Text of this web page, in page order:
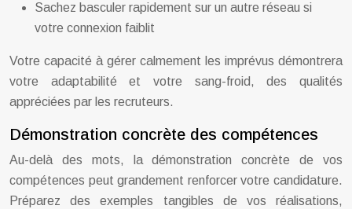
Sachez basculer rapidement sur un autre réseau si
votre connexion faiblit
Votre capacité à gérer calmement les imprévus démontrera
votre adaptabilité et votre sang-froid, des qualités
appréciées par les recruteurs.
Démonstration concrète des compétences
Au-delà des mots, la démonstration concrète de vos
compétences peut grandement renforcer votre candidature.
Préparez des exemples tangibles de vos réalisations,